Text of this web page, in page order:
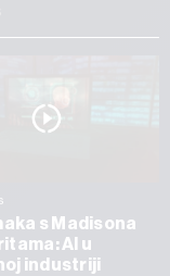
s Madisona
AI u
industriji